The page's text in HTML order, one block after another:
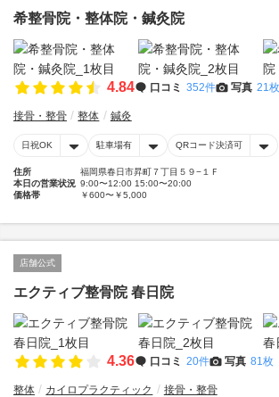
希整骨院・整体院・鍼灸院
4.84 口コミ 352件 写真 21枚
接骨・整骨 整体 鍼灸
日祝OK 駐車場有 QRコード決済可
住所
福岡県春日市昇町７丁目５９−１Ｆ
本日の営業状況 9:00〜12:00 15:00〜20:00
価格帯
￥600〜￥5,000
店舗公式
エクティブ整骨院 春日院
4.36 口コミ 20件 写真 81枚
整体 カイロプラクティック 接骨・整骨